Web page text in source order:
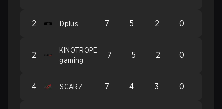
2 Dplus 7 5 2 0
2
KINOTROPE
gaming
7 5 2 0
4 SCARZ 7 4 3 0